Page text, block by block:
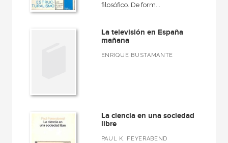
filosófico. De form...
La televisión en España
mañana
ENRIQUE BUSTAMANTE
La ciencia en una sociedad
libre
PAUL K. FEYERABEND